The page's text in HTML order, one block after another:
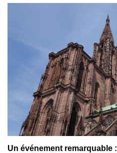
Un événement remarquable